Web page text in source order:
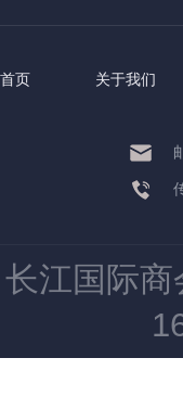
首页 关于我们
长江国际